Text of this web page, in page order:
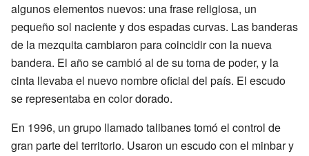
algunos elementos nuevos: una frase religiosa, un
pequeño sol naciente y dos espadas curvas. Las banderas
de la mezquita cambiaron para coincidir con la nueva
bandera. El año se cambió al de su toma de poder, y la
cinta llevaba el nuevo nombre oficial del país. El escudo
se representaba en color dorado.
En 1996, un grupo llamado talibanes tomó el control de
gran parte del territorio. Usaron un escudo con el minbar y